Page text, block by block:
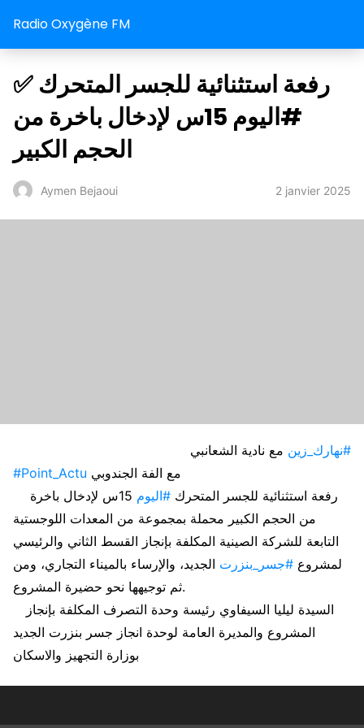
Radio Oxygène FM
✅ رفعة استثنائية للجسر المتحرك
#اليوم 15س لإدخال باخرة من
الحجم الكبير
Aymen Bejaoui 2 janvier 2025
#نهارك_زين مع نادية الشعانبي
#Point_Actu مع الفة الجندوبي
رفعة استثنائية للجسر المتحرك #اليوم
15س لإدخال باخرة
من الحجم الكبير محملة بمجموعة من المعدات اللوجستية
التابعة للشركة الصينية المكلفة بإنجاز القسط الثاني والرئيسي
لمشروع #جسر_بنزرت الجديد، والإرساء بالميناء التجاري، ومن
ثم توجيهها نحو حضيرة المشروع.
السيدة ليليا السيفاوي رئيسة وحدة التصرف المكلفة بإنجاز
المشروع والمديرة العامة لوحدة انجاز جسر بنزرت الجديد
بوزارة التجهيز والاسكان